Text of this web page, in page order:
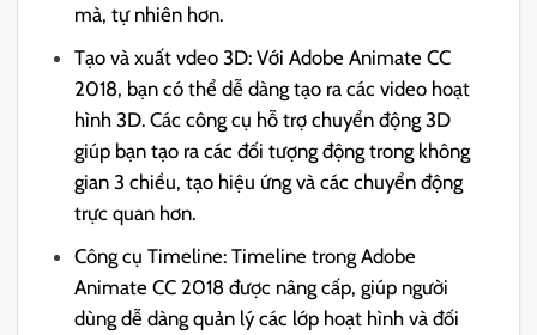
mà, tự nhiên hơn.
Tạo và xuất vdeo 3D: Với Adobe Animate CC
2018, bạn có thể dễ dàng tạo ra các video hoạt
hình 3D. Các công cụ hỗ trợ chuyển động 3D
giúp bạn tạo ra các đối tượng động trong không
gian 3 chiều, tạo hiệu ứng và các chuyển động
trực quan hơn.
Công cụ Timeline: Timeline trong Adobe
Animate CC 2018 được nâng cấp, giúp người
dùng dễ dàng quản lý các lớp hoạt hình và đối